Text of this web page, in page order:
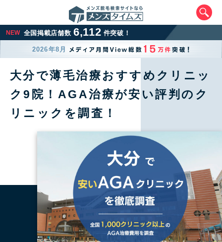
NEW 全国掲載店舗数 6,112 件突破！
2026年8月
大分で薄毛治療おすすめクリニッ
ク9院！AGA治療が安い評判のク
リニックを調査！